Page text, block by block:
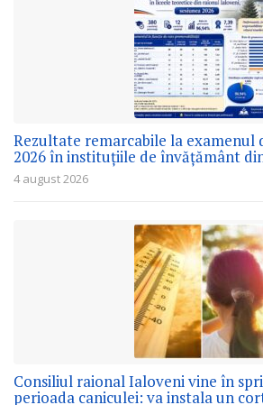
Rezultate remarcabile la examenul
2026 în instituțiile de învățământ
4 august 2026
Consiliul raional Ialoveni vine în
perioada caniculei: va instala un